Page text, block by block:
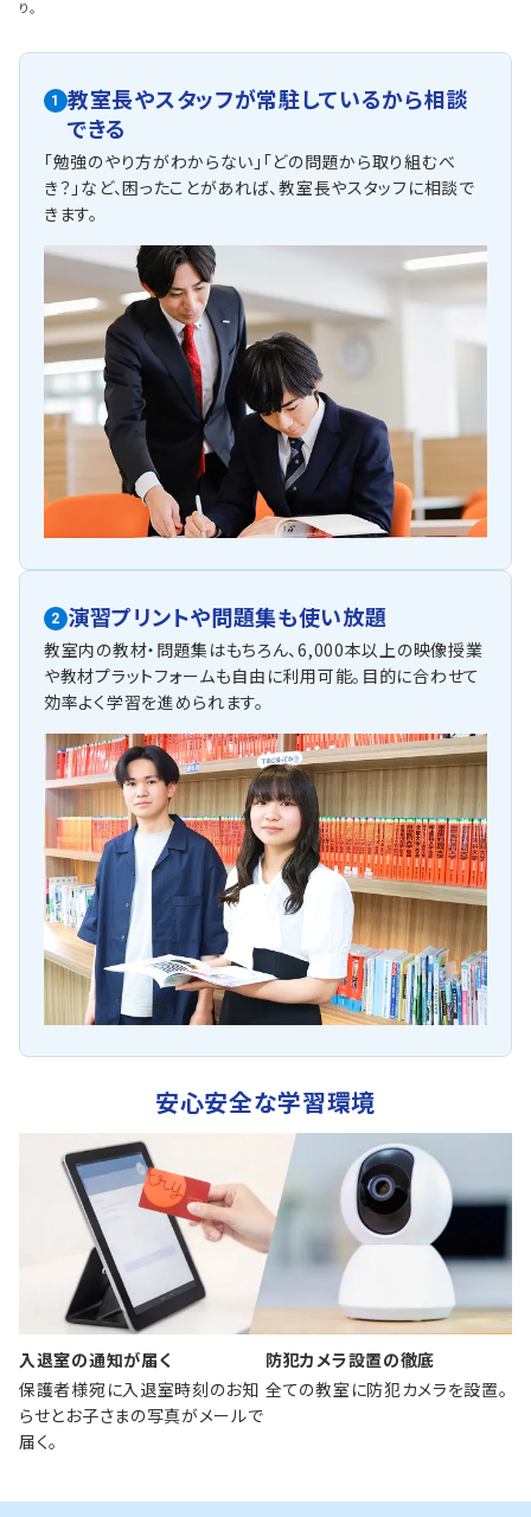
り。
1
教室長やスタッフが常駐しているから相談
できる
「勉強のやり方がわからない」「どの問題から取り組むべ
き？」など、困ったことがあれば、教室長やスタッフに相談で
きます。
2 演習プリントや問題集も使い放題
教室内の教材・問題集はもちろん、6,000本以上の映像授業
や教材プラットフォームも自由に利用可能。目的に合わせて
効率よく学習を進められます。
安心安全な学習環境
入退室の通知が届く
保護者様宛に入退室時刻のお知
らせとお子さまの写真がメールで
届く。
防犯カメラ設置の徹底
全ての教室に防犯カメラを設置。